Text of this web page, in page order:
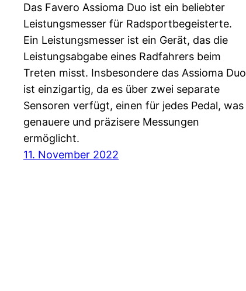
Das Favero Assioma Duo ist ein beliebter
Leistungsmesser für Radsportbegeisterte.
Ein Leistungsmesser ist ein Gerät, das die
Leistungsabgabe eines Radfahrers beim
Treten misst. Insbesondere das Assioma Duo
ist einzigartig, da es über zwei separate
Sensoren verfügt, einen für jedes Pedal, was
genauere und präzisere Messungen
ermöglicht.
11. November 2022